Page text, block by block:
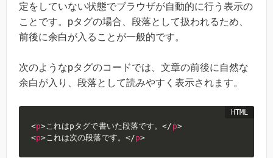
定をしていない状態でブラウザが自動的に行う表示の
ことです。pタグの場合、段落として扱われるため、
前後に余白が入ることが一般的です。
次のようなpタグのコードでは、文章の前後に自然な
余白が入り、段落として読みやすく表示されます。
<p>これはpタグで書いた段落です。</ p>
<p>これは次の段落です。 </p>